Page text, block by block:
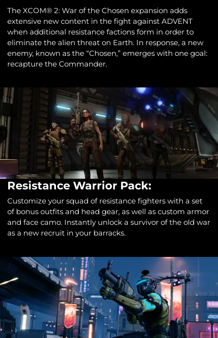
The XCOM® 2: War of the Chosen expansion adds
extensive new content in the fight against ADVENT
when additional resistance factions form in order to
eliminate the alien threat on Earth. In response, a new
enemy, known as the “Chosen,” emerges with one goal:
recapture the Commander.
Resistance Warrior Pack:
Customize your squad of resistance fighters with a set
of bonus outfits and head gear, as well as custom armor
and face camo. Instantly unlock a survivor of the old war
as a new recruit in your barracks.